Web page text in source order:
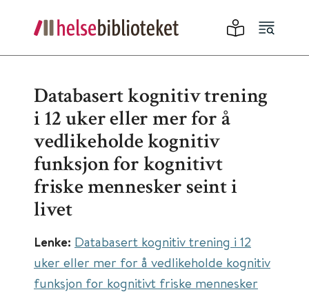
Databasert kognitiv trening
i 12 uker eller mer for å
vedlikeholde kognitiv
funksjon for kognitivt
friske mennesker seint i
livet
Lenke: Databasert kognitiv trening i 12
uker eller mer for å vedlikeholde kognitiv
funksjon for kognitivt friske mennesker